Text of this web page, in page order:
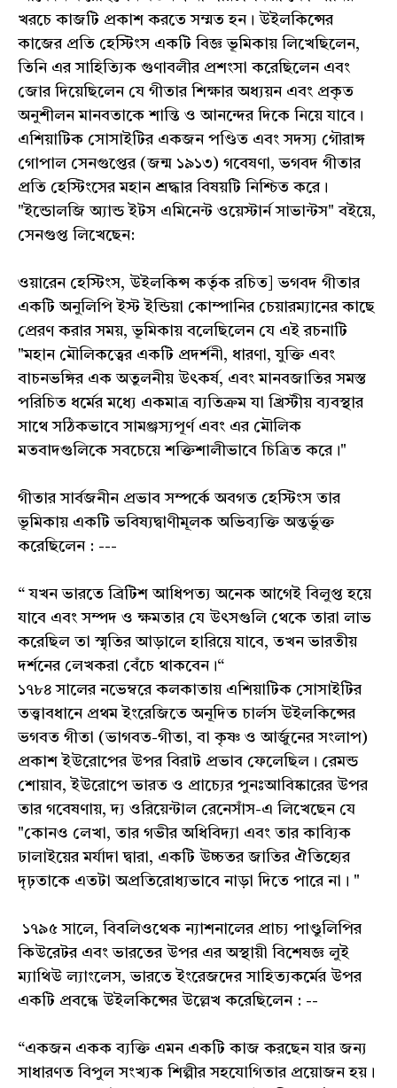
খরচে কাজটি প্রকাশ করতে সম্মত হন। উইলকিন্সের
কাজের প্রতি হেস্টিংস একটি বিজ্ঞ ভূমিকায় লিখেছিলেন,
তিনি এর সাহিত্যিক গুণাবলীর প্রশংসা করেছিলেন এবং
জোর দিয়েছিলেন যে গীতার শিক্ষার অধ্যয়ন এবং প্রকৃত
অনুশীলন মানবতাকে শান্তি ও আনন্দের দিকে নিয়ে যাবে।
এশিয়াটিক সোসাইটির একজন পণ্ডিত এবং সদস্য গৌরাঙ্গ
গোপাল সেনগুপ্তের (জন্ম ১৯১৩) গবেষণা, ভগবদ গীতার
প্রতি হেস্টিংসের মহান শ্রদ্ধার বিষয়টি নিশ্চিত করে।
"ইন্ডোলজি অ্যান্ড ইটস এমিনেন্ট ওয়েস্টার্ন সাভান্টস" বইয়ে,
সেনগুপ্ত লিখেছেন:
ওয়ারেন হেস্টিংস, উইলকিন্স কর্তৃক রচিত] ভগবদ গীতার
একটি অনুলিপি ইস্ট ইন্ডিয়া কোম্পানির চেয়ারম্যানের কাছে
প্রেরণ করার সময়, ভূমিকায় বলেছিলেন যে এই রচনাটি
"মহান মৌলিকত্বের একটি প্রদর্শনী, ধারণা, যুক্তি এবং
বাচনভঙ্গির এক অতুলনীয় উৎকর্ষ, এবং মানবজাতির সমস্ত
পরিচিত ধর্মের মধ্যে একমাত্র ব্যতিক্রম যা খ্রিস্টীয় ব্যবস্থার
সাথে সঠিকভাবে সামঞ্জস্যপূর্ণ এবং এর মৌলিক
মতবাদগুলিকে সবচেয়ে শক্তিশালীভাবে চিত্রিত করে।"
গীতার সার্বজনীন প্রভাব সম্পর্কে অবগত হেস্টিংস তার
ভূমিকায় একটি ভবিষ্যদ্বাণীমূলক অভিব্যক্তি অন্তর্ভুক্ত
করেছিলেন : ---
“ যখন ভারতে ব্রিটিশ আধিপত্য অনেক আগেই বিলুপ্ত হয়ে
যাবে এবং সম্পদ ও ক্ষমতার যে উৎসগুলি থেকে তারা লাভ
করেছিল তা স্মৃতির আড়ালে হারিয়ে যাবে, তখন ভারতীয়
দর্শনের লেখকরা বেঁচে থাকবেন।“
১৭৮৪ সালের নভেম্বরে কলকাতায় এশিয়াটিক সোসাইটির
তত্ত্বাবধানে প্রথম ইংরেজিতে অনূদিত চার্লস উইলকিন্সের
ভগবত গীতা (ভাগবত-গীতা, বা কৃষ্ণ ও আর্জুনের সংলাপ)
প্রকাশ ইউরোপের উপর বিরাট প্রভাব ফেলেছিল। রেমন্ড
শোয়াব, ইউরোপে ভারত ও প্রাচ্যের পুনঃআবিষ্কারের উপর
তার গবেষণায়, দ্য ওরিয়েন্টাল রেনেসাঁস-এ লিখেছেন যে
"কোনও লেখা, তার গভীর অধিবিদ্যা এবং তার কাব্যিক
ঢালাইয়ের মর্যাদা দ্বারা, একটি উচ্চতর জাতির ঐতিহ্যের
দৃঢ়তাকে এতটা অপ্রতিরোধ্যভাবে নাড়া দিতে পারে না। "
১৭৯৫ সালে, বিবলিওথেক ন্যাশনালের প্রাচ্য পাণ্ডুলিপির
কিউরেটর এবং ভারতের উপর এর অস্থায়ী বিশেষজ্ঞ লুই
ম্যাথিউ ল্যাংলেস, ভারতে ইংরেজদের সাহিত্যকর্মের উপর
একটি প্রবন্ধে উইলকিন্সের উল্লেখ করেছিলেন : --
“একজন একক ব্যক্তি এমন একটি কাজ করছেন যার জন্য
সাধারণত বিপুল সংখ্যক শিল্পীর সহযোগিতার প্রয়োজন হয়।